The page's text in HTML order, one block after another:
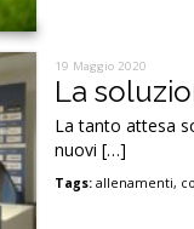
19 Maggio 2020
La
La tanto attesa
nuovi […]
Tags: allenamenti,